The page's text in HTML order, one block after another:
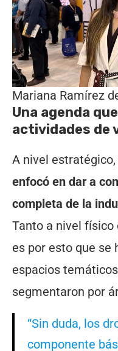
Mariana Ramírez
Una agenda
actividades de
A nivel estratégico,
enfocó en dar a
completa de la
Tanto a nivel
es por esto que
espacios
segmentaron por
“Sin duda, los
componente